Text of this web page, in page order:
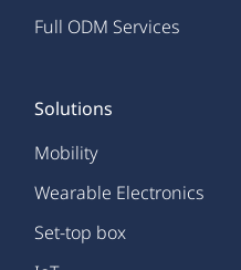
Full ODM Services
Solutions
Mobility
Wearable Electronics
Set-top box